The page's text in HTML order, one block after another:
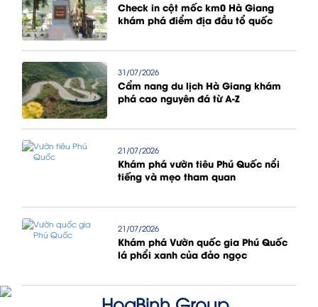
Check in cột mốc km0 Hà Giang
khám phá điểm địa đầu tổ quốc
31/07/2026
Cẩm nang du lịch Hà Giang khám
phá cao nguyên đá từ A-Z
21/07/2026
Khám phá vườn tiêu Phú Quốc nổi
tiếng và mẹo tham quan
21/07/2026
Khám phá Vườn quốc gia Phú Quốc
lá phổi xanh của đảo ngọc